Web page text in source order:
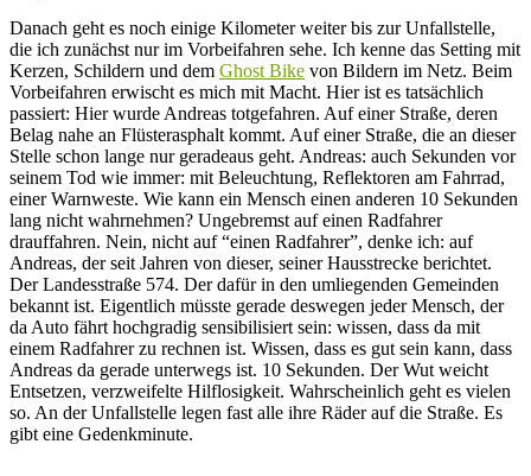
Danach geht es noch einige Kilometer weiter bis zur Unfallstelle,
die ich zunächst nur im Vorbeifahren sehe. Ich kenne das Setting mit
Kerzen, Schildern und dem Ghost Bike von Bildern im Netz. Beim
Vorbeifahren erwischt es mich mit Macht. Hier ist es tatsächlich
passiert: Hier wurde Andreas totgefahren. Auf einer Straße, deren
Belag nahe an Flüsterasphalt kommt. Auf einer Straße, die an dieser
Stelle schon lange nur geradeaus geht. Andreas: auch Sekunden vor
seinem Tod wie immer: mit Beleuchtung, Reflektoren am Fahrrad,
einer Warnweste. Wie kann ein Mensch einen anderen 10 Sekunden
lang nicht wahrnehmen? Ungebremst auf einen Radfahrer
drauffahren. Nein, nicht auf “einen Radfahrer”, denke ich: auf
Andreas, der seit Jahren von dieser, seiner Hausstrecke berichtet.
Der Landesstraße 574. Der dafür in den umliegenden Gemeinden
bekannt ist. Eigentlich müsste gerade deswegen jeder Mensch, der
da Auto fährt hochgradig sensibilisiert sein: wissen, dass da mit
einem Radfahrer zu rechnen ist. Wissen, dass es gut sein kann, dass
Andreas da gerade unterwegs ist. 10 Sekunden. Der Wut weicht
Entsetzen, verzweifelte Hilflosigkeit. Wahrscheinlich geht es vielen
so. An der Unfallstelle legen fast alle ihre Räder auf die Straße. Es
gibt eine Gedenkminute.